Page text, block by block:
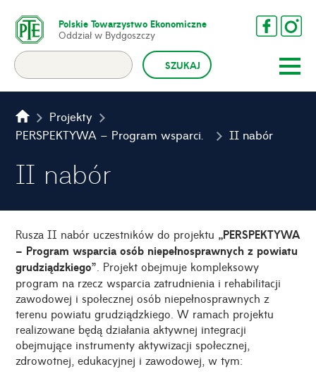
Polskie Towarzystwo Ekonomiczne
Oddział w Bydgoszczy
Projekty
PERSPEKTYWA – Program wsparcia osób niepełnosprawnych z terenu powiatu grudziądzkiego
II nabór
II nabór
Rusza II nabór uczestników do projektu „PERSPEKTYWA
– Program wsparcia osób niepełnosprawnych z powiatu
grudziądzkiego” . Projekt obejmuje kompleksowy
program na rzecz wsparcia zatrudnienia i rehabilitacji
zawodowej i społecznej osób niepełnosprawnych z
terenu powiatu grudziądzkiego. W ramach projektu
realizowane będą działania aktywnej integracji
obejmujące instrumenty aktywizacji społecznej,
zdrowotnej, edukacyjnej i zawodowej, w tym: